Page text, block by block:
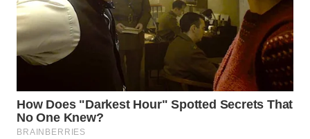
WN
MANDALIKA
LIKUPANG
WN